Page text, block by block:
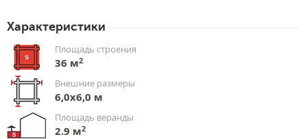
Характеристики
Площадь строения
36 м2
Внешние размеры
6,0x6,0 м
Площадь веранды
2.9 м2